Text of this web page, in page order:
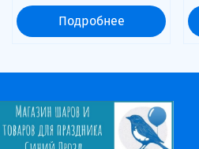
Подробнее